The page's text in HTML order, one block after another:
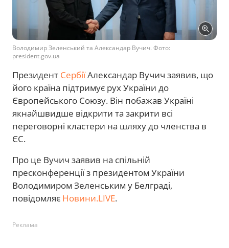
Володимир Зеленський та Александар Вучич. Фото:
president.gov.ua
Президент СербіїАлександар Вучич заявив, що
його країна підтримує рух України до
Європейського Союзу. Він побажав Україні
якнайшвидше відкрити та закрити всі
переговорні кластери на шляху до членства в
ЄС.
Про це Вучич заявив на спільній
пресконференції з президентом України
Володимиром Зеленським у Белграді,
повідомляє Новини.LIVE.
Реклама